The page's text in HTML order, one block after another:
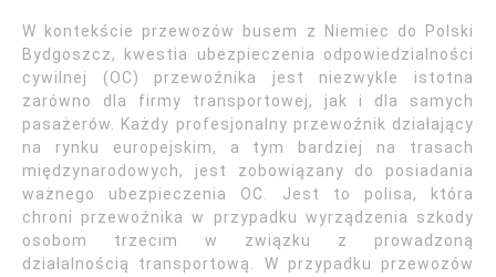
W kontekście przewozów busem z Niemiec do Polski
Bydgoszcz, kwestia ubezpieczenia odpowiedzialności
cywilnej (OC) przewoźnika jest niezwykle istotna
zarówno dla firmy transportowej, jak i dla samych
pasażerów. Każdy profesjonalny przewoźnik działający
na rynku europejskim, a tym bardziej na trasach
międzynarodowych, jest zobowiązany do posiadania
ważnego ubezpieczenia OC. Jest to polisa, która
chroni przewoźnika w przypadku wyrządzenia szkody
osobom trzecim w związku z prowadzoną
działalnością transportową. W przypadku przewozów